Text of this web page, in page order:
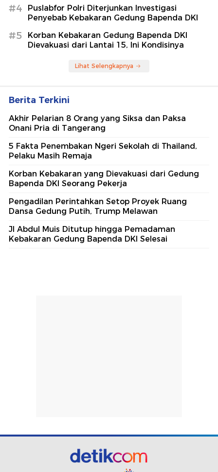
#4
Puslabfor Polri Diterjunkan Investigasi
Penyebab Kebakaran Gedung Bapenda DKI
#5
Korban Kebakaran Gedung Bapenda DKI
Dievakuasi dari Lantai 15, Ini Kondisinya
Lihat Selengkapnya
Berita Terkini
Akhir Pelarian 8 Orang yang Siksa dan Paksa
Onani Pria di Tangerang
5 Fakta Penembakan Ngeri Sekolah di Thailand,
Pelaku Masih Remaja
Korban Kebakaran yang Dievakuasi dari Gedung
Bapenda DKI Seorang Pekerja
Pengadilan Perintahkan Setop Proyek Ruang
Dansa Gedung Putih, Trump Melawan
Jl Abdul Muis Ditutup hingga Pemadaman
Kebakaran Gedung Bapenda DKI Selesai